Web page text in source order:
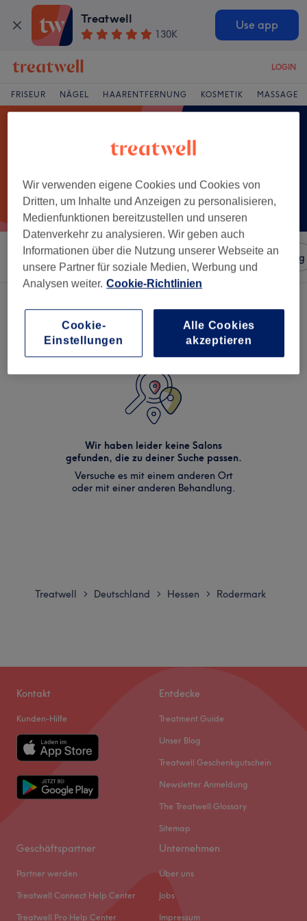
Treatwell
130K
Use app
LOGIN
FRISEUR NÄGEL HAARENTFERNUNG KOSMETIK MASSAGE
Sortieren nach Salons Expressangebote Bewertung
Wir haben leider keine Salons
gefunden, die zu deiner Suche passen.
Versuche es mit einem anderen Ort
oder mit einer anderen Behandlung.
Treatwell > Deutschland > Hessen > Rodermark
Kontakt
Kunden-Hilfe
Entdecke
Treatment Guide
Unser Blog
Treatwell Geschenkgutschein
Newsletter Anmeldung
The Treatwell Glossary
Sitemap
Geschäftspartner
Partner werden
Treatwell Connect Help Center
Treatwell Pro Help Center
Unternehmen
Über uns
Jobs
Impressum
Wir verwenden eigene Cookies und Cookies von
Dritten, um Inhalte und Anzeigen zu personalisieren,
Medienfunktionen bereitzustellen und unseren
Datenverkehr zu analysieren. Wir geben auch
Informationen über die Nutzung unserer Webseite an
unsere Partner für soziale Medien, Werbung und
Analysen weiter. Cookie-Richtlinien
Cookie-
Einstellungen
Alle Cookies
akzeptieren